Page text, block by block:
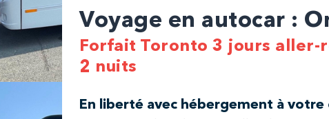
Voyage en autocar :
Forfait Toronto 3 jours aller-
2 nuits
En liberté avec hébergement à votre